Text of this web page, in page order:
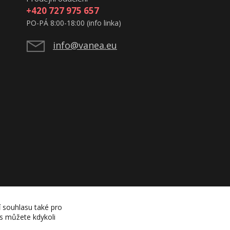
+420 727 975 657
PO-PÁ 8:00-18:00 (info linka)
info@vanea.eu
také pro
můžete kdykoli